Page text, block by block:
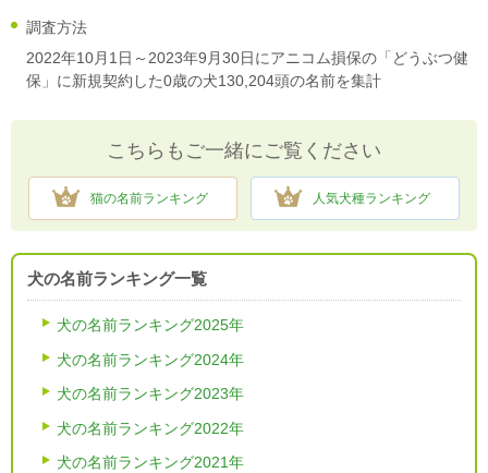
調査方法
2022年10月1日～2023年9月30日にアニコム損保の「どうぶつ健
保」に新規契約した0歳の犬130,204頭の名前を集計
こちらもご一緒にご覧ください
猫の名前ランキング 人気犬種ランキング
犬の名前ランキング一覧
犬の名前ランキング2025年
犬の名前ランキング2024年
犬の名前ランキング2023年
犬の名前ランキング2022年
犬の名前ランキング2021年